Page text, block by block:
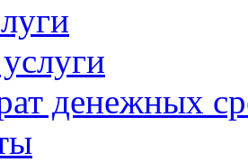
денежных